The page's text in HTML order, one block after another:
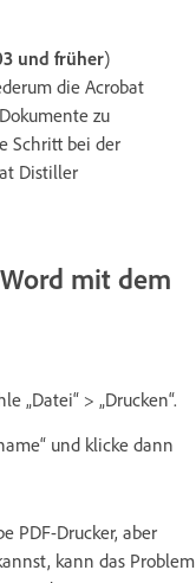
und früher)
die Acrobat
zu
Schritt bei der
Distiller
mit dem
„Datei“ > „Drucken“.
und klicke dann
PDF-Drucker, aber
kann das Problem